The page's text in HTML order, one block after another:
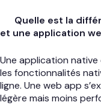
Quelle est la
et une application
Une application native
les fonctionnalités
ligne. Une web app
légère mais moins